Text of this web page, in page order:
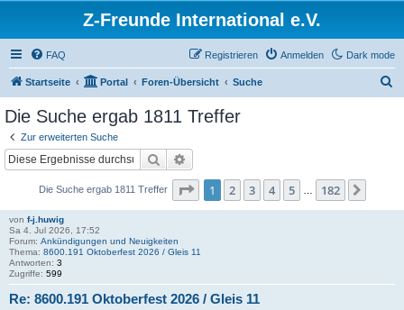
Z-Freunde International e.V.
Dark mode
FAQ Anmelden
Registrieren
Startseite Portal Foren-Übersicht Suche
Die Suche ergab 1811 Treffer
Zur erweiterten Suche
Suche
Die Suche ergab 1811 Treffer Seite 1von 182
1 2 3 4 5 182
von f-j.huwig
Sa 4. Jul 2026, 17:52
Forum: Ankündigungen und Neuigkeiten
Thema: 8600.191 Oktoberfest 2026 / Gleis 11
Antworten: 3
Zugriffe: 599
Re: 8600.191 Oktoberfest 2026 / Gleis 11